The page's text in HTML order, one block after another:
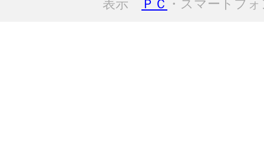
表示 ＰＣ ・スマートフ